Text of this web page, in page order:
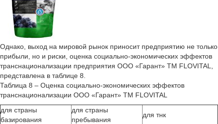
Однако, выход на мировой рынок приносит предприятию не только
прибыли, но и риски, оценка социально-экономических эффектов
транснационализации предприятия ООО «Гарант» ТМ FLOVITAL,
представлена в таблице 8.
Таблица 8 – Оценка социально-экономических эффектов
транснационализации ООО «Гарант» ТМ FLOVITAL
для страны
базирования
для страны
пребывания
для тнк